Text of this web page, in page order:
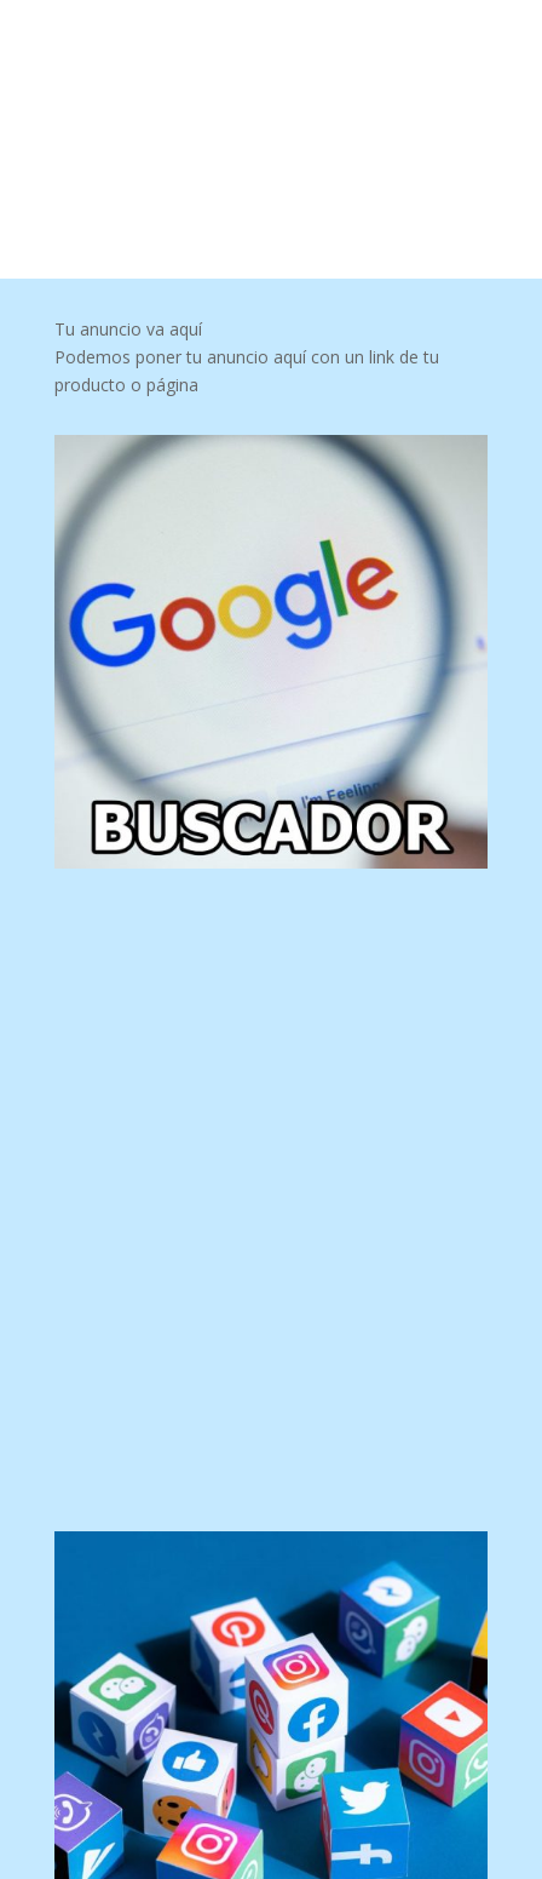
Tu anuncio va aquí
Podemos poner tu anuncio aquí con un link de tu
producto o página